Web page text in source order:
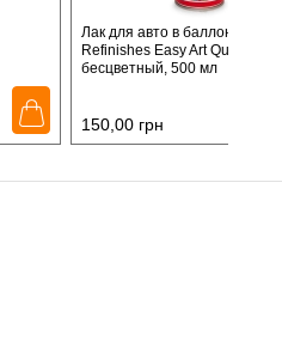
Лак для авто в баллончике
Refinishes Easy Art Quick
бесцветный, 500 мл
150,00 грн